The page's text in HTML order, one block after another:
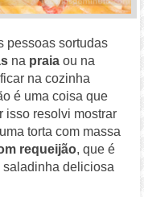
pessoas sortudas
na praia ou na
na cozinha
é uma coisa que
isso resolvi mostrar
torta com massa
requeijão, que é
saladinha deliciosa